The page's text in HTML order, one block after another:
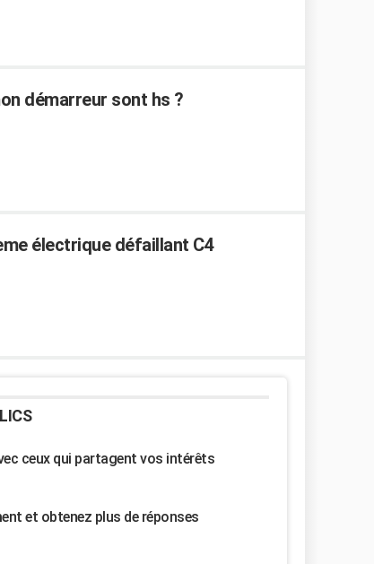
démarreur sont hs ?
électrique défaillant C4
ceux qui partagent vos intérêts
et obtenez plus de réponses